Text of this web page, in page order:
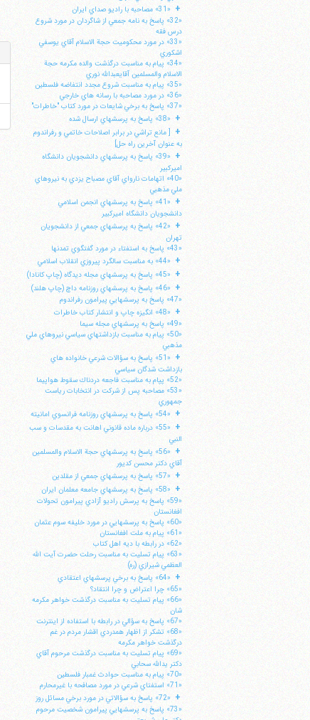
+ «31» مصاحبه با راديو صداي ايران
«32» پاسخ به نامه جمعي از شاگردان در مورد شروع
درس فقه
«33» در مورد محكوميت حجة الاسلام آقاي يوسفي
اشكوري
«34» پيام به مناسبت درگذشت والده مكرمه حجة
الاسلام والمسلمين آقايعبدالله نوري
«35» پيام به مناسبت شروع مجدد انتفاضه فلسطين
«36» در مورد مصاحبه با رسانه هاي خارجي
«37» پاسخ به برخي شايعات در مورد كتاب "خاطرات"
+ «38» پاسخ به پرسشهاي ارسال شده
+ [ مانع تراشي در برابر اصلاحات خاتمي و رفراندوم
به عنوان آخرين راه حل]
+
«39» پاسخ به پرسشهاي دانشجويان دانشگاه
اميركبير
«40» اتهامات نارواي آقاي مصباح يزدي به نيروهاي
ملي مذهبي
+
«41» پاسخ به پرسشهاي انجمن اسلامي
دانشجويان دانشگاه اميركبير
+
«42» پاسخ به پرسشهاي جمعي از دانشجويان
تهران
«43» پاسخ به استفتاء در مورد گفتگوي تمدنها
+ «44» به مناسبت سالگرد پيروزي انقلاب اسلامي
+ «45» پاسخ به پرسشهاي مجله ديدگاه (چاپ كانادا)
+ «46» پاسخ به پرسشهاي روزنامه داچ (چاپ هلند)
«47» پاسخ به پرسشهايي پيرامون رفراندوم
+ «48» انگيزه چاپ و انتشار كتاب خاطرات
«49» پاسخ به پرسشهاي مجله سيما
«50» پيام به مناسبت بازداشتهاي سياسي نيروهاي ملي
مذهبي
+
«51» پاسخ به سؤالات شرعي خانواده هاي
بازداشت شدگان سياسي
«52» پپام به مناسبت فاجعه دردناك سقوط هواپيما
«53» مصاحبه پس از شركت در انتخابات رياست
جمهوري
+ «54» پاسخ به پرسشهاي روزنامه فرانسوي امانيته
+
«55» درباره ماده قانوني اهانت به مقدسات و سب
النبي
+
«56» پاسخ به پرسشهاي حجة الاسلام والمسلمين
آقاي دكتر محسن كديور
+ «57» پاسخ به پرسشهاي جمعي از مقلدين
+ «58» پاسخ به پرسشهاي جامعه معلمان ايران
«59» پاسخ به پرسش راديو آزادي پيرامون تحولات
افغانستان
«60» پاسخ به پرسشهايي در مورد خليفه سوم عثمان
«61» پيام به ملت افغانستان
«62» در رابطه با ديه اهل كتاب
«63» پيام تسليت به مناسبت رحلت حضرت آيت الله
العظمي شيرازي (ره)
+ «64» پاسخ به برخي پرسشهاي اعتقادي
«65» چرا اعتراض و چرا انتقاد؟
«66» پيام تسليت به مناسبت درگذشت خواهر مكرمه
شان
«67» پاسخ به سؤالي در رابطه با استفاده از اينترنت
«68» تشكر از اظهار همدردي اقشار مردم در غم
درگذشت خواهر مكرمه
«69» پيام تسليت به مناسبت درگذشت مرحوم آقاي
دكتر يدالله سحابي
«70» پيام به مناسبت حوادث غمبار فلسطين
«71» استفتاي شرعي در مورد مصافحه با غيرمحارم
+ «72» پاسخ به سؤالاتي در مورد برخي مسائل روز
«73» پاسخ به پرسشهايي پيرامون شخصيت مرحوم